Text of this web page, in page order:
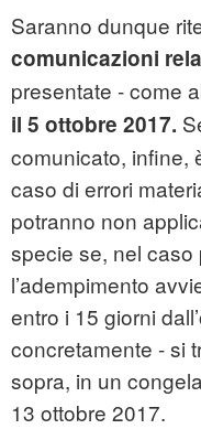
Saranno dunque
comunicazioni
presentate - come
il 5 ottobre 2017.
comunicato, infine,
caso di errori
potranno non
specie se, nel caso
l’adempimento
entro i 15 giorni
concretamente - si
sopra, in un
13 ottobre 2017.